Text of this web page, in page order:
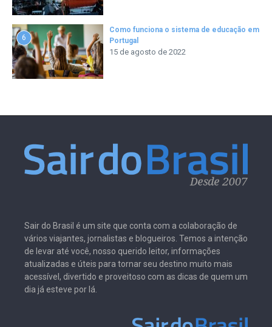
6
Como funciona o sistema de educação em
Portugal
15 de agosto de 2022
Sair do Brasil é um site que conta com a colaboração de
vários viajantes, jornalistas e blogueiros. Temos a intenção
de levar até você, nosso querido leitor, informações
atualizadas e úteis para tornar seu destino muito mais
acessível, divertido e proveitoso com as dicas de quem um
dia já esteve por lá.